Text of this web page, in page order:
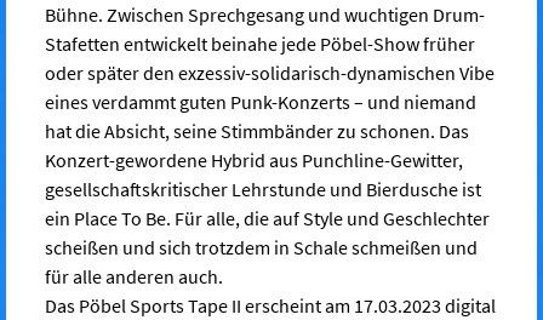
Bühne. Zwischen Sprechgesang und wuchtigen Drum-
Stafetten entwickelt beinahe jede Pöbel-Show früher
oder später den exzessiv-solidarisch-dynamischen Vibe
eines verdammt guten Punk-Konzerts – und niemand
hat die Absicht, seine Stimmbänder zu schonen. Das
Konzert-gewordene Hybrid aus Punchline-Gewitter,
gesellschaftskritischer Lehrstunde und Bierdusche ist
ein Place To Be. Für alle, die auf Style und Geschlechter
scheißen und sich trotzdem in Schale schmeißen und
für alle anderen auch.
Das Pöbel Sports Tape II erscheint am 17.03.2023 digital